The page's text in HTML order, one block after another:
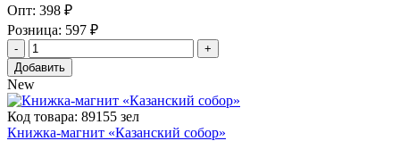
Опт: 398 ₽
Розница: 597 ₽
Добавить
New
Код товара: 89155 зел
Книжка-магнит «Казанский собор»